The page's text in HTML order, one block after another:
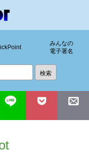
みんなの
電子署名